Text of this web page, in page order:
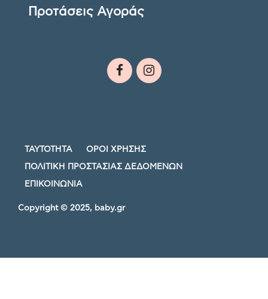
Προτάσεις Αγοράς
ΤΑΥΤΟΤΗΤΑ ΟΡΟΙ ΧΡΗΣΗΣ
ΠΟΛΙΤΙΚΗ ΠΡΟΣΤΑΣΙΑΣ ΔΕΔΟΜΕΝΩΝ
ΕΠΙΚΟΙΝΩΝΙΑ
Copyright © 2025, baby.gr